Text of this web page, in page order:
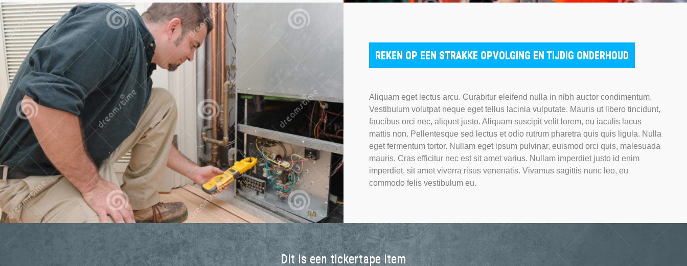
REKEN OP EEN STRAKKE OPVOLGING EN TIJDIG ONDERHOUD
Aliquam eget lectus arcu. Curabitur eleifend nulla in nibh auctor condimentum.
Vestibulum volutpat neque eget tellus lacinia vulputate. Mauris ut libero tincidunt,
faucibus orci nec, aliquet justo. Aliquam suscipit velit lorem, eu iaculis lacus
mattis non. Pellentesque sed lectus et odio rutrum pharetra quis quis ligula. Nulla
eget fermentum tortor. Nullam eget ipsum pulvinar, euismod orci quis, malesuada
mauris. Cras efficitur nec est sit amet varius. Nullam imperdiet justo id enim
imperdiet, sit amet viverra risus venenatis. Vivamus sagittis nunc leo, eu
commodo felis vestibulum eu.
Dit is een tickertape item